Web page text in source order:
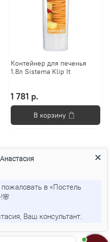
Контейнер для печенья
1.8л Sistema Klip It
1 781 р.
В корзину
Анастасия
в «Постель
Ваш консультант.